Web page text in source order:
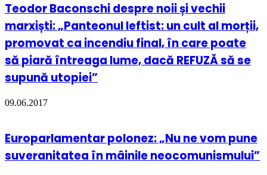
Teodor Baconschi despre noii și vechii
marxiști: „Panteonul leftist: un cult al morții,
promovat ca incendiu final, în care poate
să piară întreaga lume, dacă REFUZĂ să se
supună utopiei”
09.06.2017
Europarlamentar polonez: „Nu ne vom pune
suveranitatea în mâinile neocomunismului”